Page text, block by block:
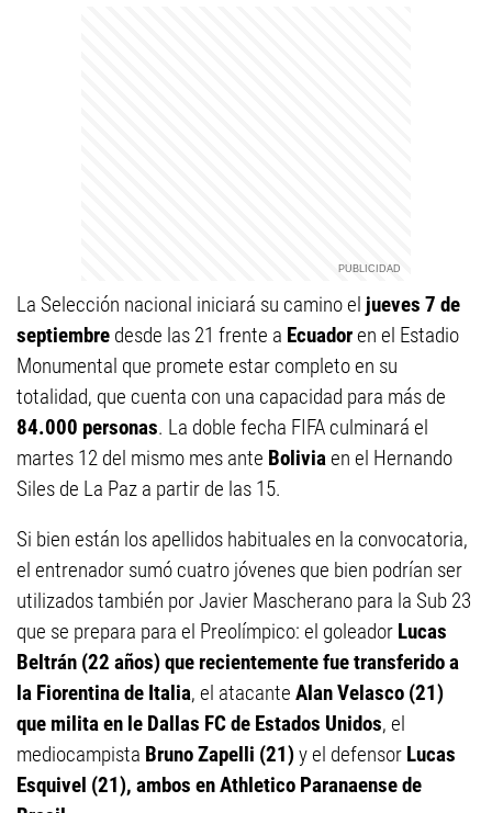
La Selección nacional iniciará su camino el jueves 7 de
septiembre desde las 21 frente a Ecuadoren el Estadio
Monumental que promete estar completo en su
totalidad, que cuenta con una capacidad para más de
84.000 personas. La doble fecha FIFA culminará el
martes 12 del mismo mes ante Boliviaen el Hernando
Siles de La Paz a partir de las 15.
Si bien están los apellidos habituales en la convocatoria,
el entrenador sumó cuatro jóvenes que bien podrían ser
utilizados también por Javier Mascherano para la Sub 23
que se prepara para el Preolímpico: el goleador Lucas
Beltrán (22 años) que recientemente fue transferido a
la Fiorentina de Italia, el atacante Alan Velasco (21)
que milita en le Dallas FC de Estados Unidos, el
mediocampista Bruno Zapelli (21)y el defensor Lucas
Esquivel (21), ambos en Athletico Paranaense de